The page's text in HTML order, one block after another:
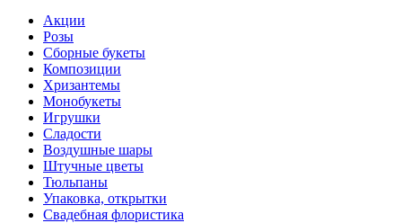
Акции
Розы
Сборные букеты
Композиции
Хризантемы
Монобукеты
Игрушки
Сладости
Воздушные шары
Штучные цветы
Тюльпаны
Упаковка, открытки
Свадебная флористика